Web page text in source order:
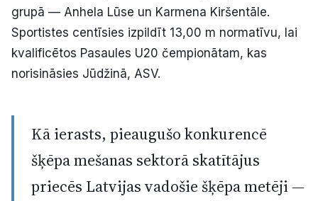
grupā — Anhela Lūse un Karmena Kiršentāle.
Sportistes centīsies izpildīt 13,00 m normatīvu, lai
kvalificētos Pasaules U20 čempionātam, kas
norisināsies Jūdžinā, ASV.
Kā ierasts, pieaugušo konkurencē
šķēpa mešanas sektorā skatītājus
priecēs Latvijas vadošie šķēpa metēji —